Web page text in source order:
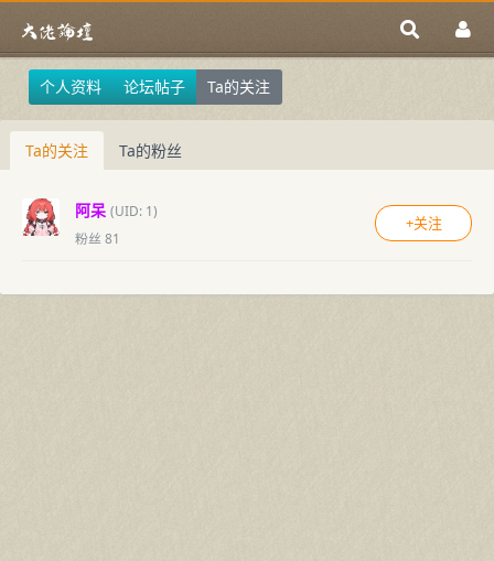
个人资料 论坛帖子 Ta的关注
Ta的关注 Ta的粉丝
阿呆 (UID: 1)
粉丝 81
+关注